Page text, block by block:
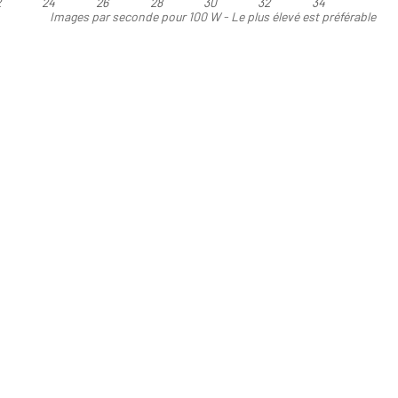
Images par seconde pour 100 W - Le plus élevé est préférable